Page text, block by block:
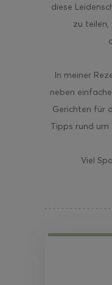
diese
zu
In meiner
neben
Gerichten für
Tipps rund um
Viel